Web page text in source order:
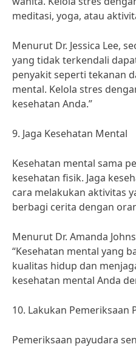
meditasi, yoga, atau
Menurut Dr. Jessica Lee,
yang tidak terkendali
penyakit seperti tekanan
mental. Kelola stres
kesehatan Anda.”
9. Jaga Kesehatan Mental
Kesehatan mental sama
kesehatan fisik. Jaga
cara melakukan aktivitas
berbagi cerita dengan
Menurut Dr. Amanda
“Kesehatan mental yang
kualitas hidup dan
kesehatan mental Anda
10. Lakukan Pemeriksaan
Pemeriksaan payudara